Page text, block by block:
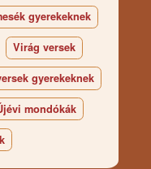
gyerekeknek
Virág versek
gyerekeknek
mondókák